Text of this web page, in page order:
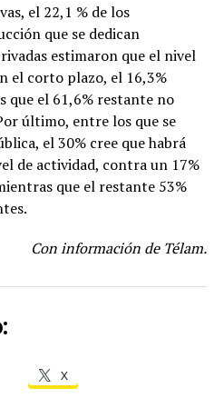
el 22,1 % de los
que se dedican
estimaron que el nivel
el corto plazo, el 16,3%
que el 61,6% restante no
último, entre los que se
el 30% cree que habrá
de actividad, contra un 17%
que el restante 53%
Con información de Télam.
X